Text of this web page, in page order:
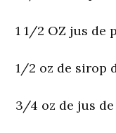
1 1/2 OZ jus de
1/2 oz de sirop
3/4 oz de jus